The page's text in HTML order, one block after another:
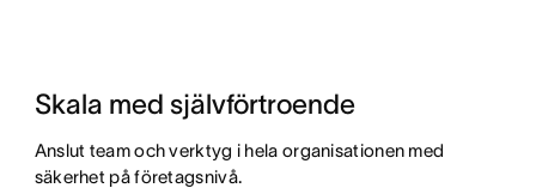
Skala med självförtroende
Anslut team och verktyg i hela organisationen med
säkerhet på företagsnivå.